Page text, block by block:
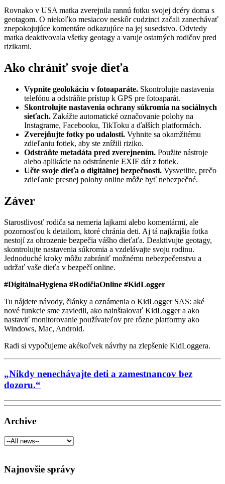
Rovnako v USA matka zverejnila rannú fotku svojej dcéry doma s
geotagom. O niekoľko mesiacov neskôr cudzinci začali zanechávať
znepokojujúce komentáre odkazujúce na jej susedstvo. Odvtedy
matka deaktivovala všetky geotagy a varuje ostatných rodičov pred
rizikami.
Ako chrániť svoje dieťa
Vypnite geolokáciu v fotoaparáte. Skontrolujte nastavenia
telefónu a odstráňte prístup k GPS pre fotoaparát.
Skontrolujte nastavenia ochrany súkromia na sociálnych
sieťach. Zakážte automatické označovanie polohy na
Instagrame, Facebooku, TikToku a ďalších platformách.
Zverejňujte fotky po udalosti. Vyhnite sa okamžitému
zdieľaniu fotiek, aby ste znížili riziko.
Odstráňte metadáta pred zverejnením. Použite nástroje
alebo aplikácie na odstránenie EXIF dát z fotiek.
Učte svoje dieťa o digitálnej bezpečnosti. Vysvetlite, prečo
zdieľanie presnej polohy online môže byť nebezpečné.
Záver
Starostlivosť rodiča sa nemeria lajkami alebo komentármi, ale
pozornosťou k detailom, ktoré chránia deti. Aj tá najkrajšia fotka
nestojí za ohrozenie bezpečia vášho dieťaťa. Deaktivujte geotagy,
skontrolujte nastavenia súkromia a vzdelávajte svoju rodinu.
Jednoduché kroky môžu zabrániť možnému nebezpečenstvu a
udržať vaše dieťa v bezpečí online.
#DigitálnaHygiena #RodičiaOnline #KidLogger
Tu nájdete návody, články a oznámenia o KidLogger SAS: aké
nové funkcie sme zaviedli, ako nainštalovať KidLogger a ako
nastaviť monitorovanie používateľov pre rôzne platformy ako
Windows, Mac, Android.
Radi si vypočujeme akékoľvek návrhy na zlepšenie KidLoggera.
„Nikdy nenechávajte deti a zamestnancov bez
dozoru.“
Archive
Najnovšie správy